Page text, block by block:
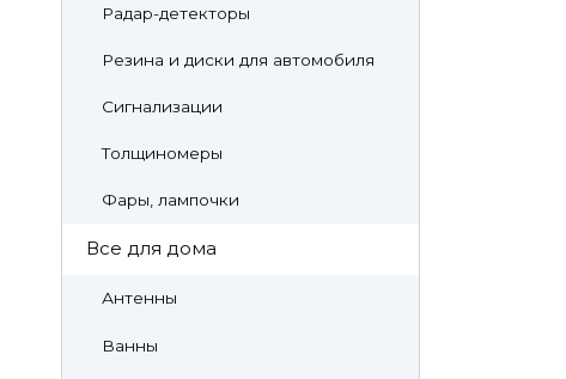
Радар-детекторы
Резина и диски для автомобиля
Сигнализации
Толщиномеры
Фары, лампочки
Все для дома
Антенны
Ванны